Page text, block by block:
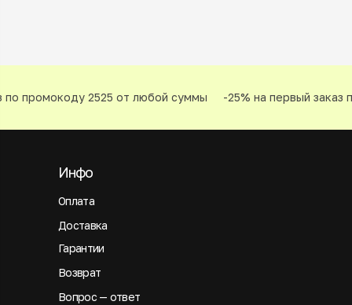
промокоду 2525 от любой суммы -25% на первый заказ
Оплата
Инфо
Доставка
Гарантии
Возврат
Вопрос — ответ